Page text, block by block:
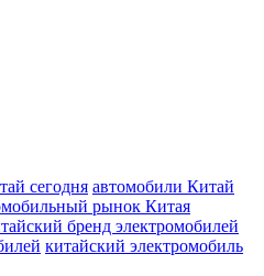
сегодня автомобили Китай
рынок Китая
бренд электромобилей
китайский электромобиль